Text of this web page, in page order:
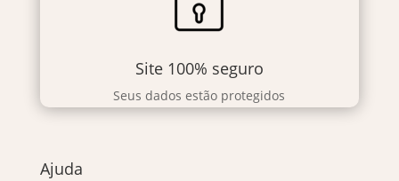
Site 100% seguro
Seus dados estão protegidos
Ajuda